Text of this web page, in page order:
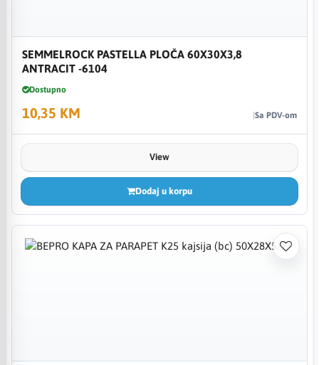
SEMMELROCK PASTELLA PLOČA 60X30X3,8
ANTRACIT -6104
Dostupno
10,35 KM Sa PDV-om
View
Dodaj u korpu